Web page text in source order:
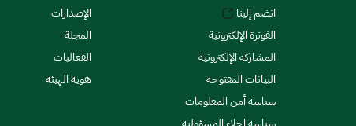
انضم إلينا
الفوترة الإلكترونية
المشاركة الإلكترونية
البيانات المفتوحة
سياسة أمن المعلومات
الإصدارات
المجلة
الفعاليات
هوية الهيئة